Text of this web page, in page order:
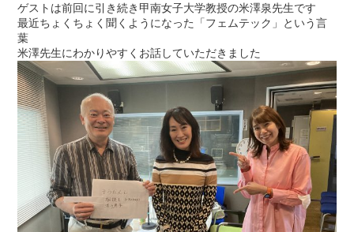
ゲストは前回に引き続き甲南女子大学教授の米澤泉先生です
最近ちょくちょく聞くようになった「フェムテック」という言
葉
米澤先生にわかりやすくお話していただきました